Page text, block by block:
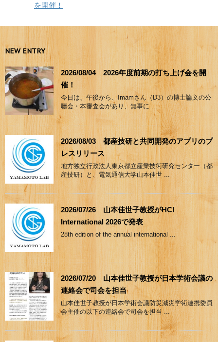
を開催！
NEW ENTRY
2026/08/04 2026年度前期の打ち上げ会を開
催！
今日は、午後から、Imamさん（D3）の博士論文の公
聴会・本審査会があり、無事に ...
2026/08/03 都産技研と共同開発のアプリのプ
レスリリース
地方独立行政法人東京都立産業技術研究センター（都
産技研）と、電気通信大学山本佳世 ...
2026/07/26 山本佳世子教授がHCI
International 2026で発表
28th edition of the annual international ...
2026/07/20 山本佳世子教授が日本学術会議の
連絡会で司会を担当
山本佳世子教授が日本学術会議防災減災学術連携委員
会主催の以下の連絡会で司会を担当 ...